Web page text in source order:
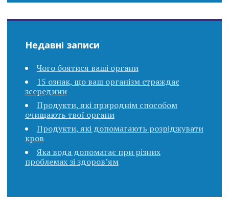
Недавні записи
Чого боятися ваші органи
15 ознак, що ваш організм страждає
зсередини
Продукти, які природнім способом
очищають твої органи
Продукти, які допомагають розріджувати
кров
Яка вода допомагає при різних
проблемах зі здоров’ям